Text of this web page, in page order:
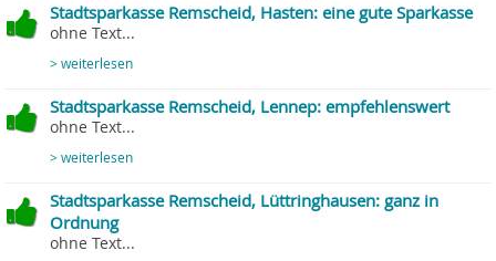
Stadtsparkasse Remscheid, Hasten: eine gute Sparkasse
ohne Text...
> weiterlesen
Stadtsparkasse Remscheid, Lennep: empfehlenswert
ohne Text...
> weiterlesen
Stadtsparkasse Remscheid, Lüttringhausen: ganz in
Ordnung
ohne Text...